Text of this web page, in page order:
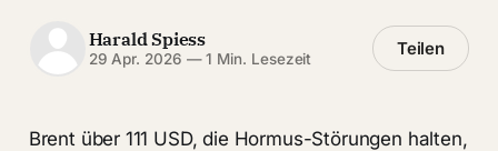
Harald Spiess
29 Apr. 2026 —1 Min. Lesezeit Teilen
Brent über 111 USD, die Hormus-Störungen halten,